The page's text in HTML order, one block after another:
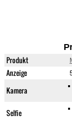
Produkt
Anzeige
Kamera
Selfie